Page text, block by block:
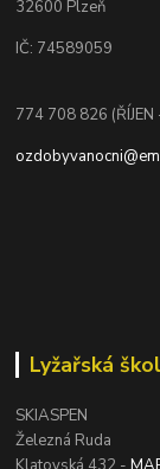
32600 Plzeň
IČ: 74589059
774 708 826
Lyžařská
SKIASPEN
Železná Ruda